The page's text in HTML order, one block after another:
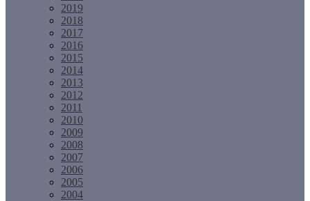
2019
2018
2017
2016
2015
2014
2013
2012
2011
2010
2009
2008
2007
2006
2005
2004